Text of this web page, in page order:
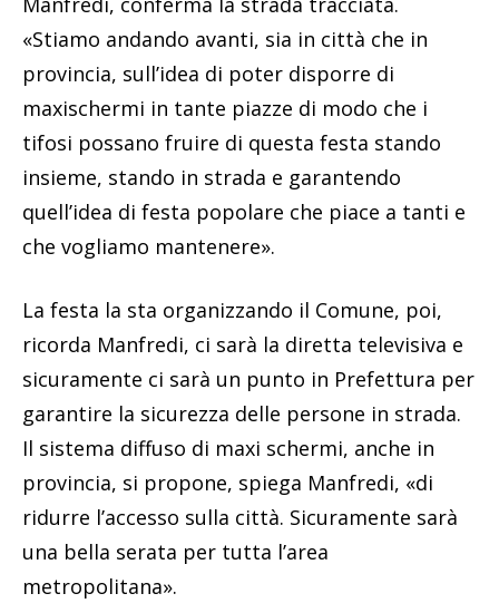
«Stiamo andando avanti, sia in città che in
provincia, sull’idea di poter disporre di
maxischermi in tante piazze di modo che i
tifosi possano fruire di questa festa stando
insieme, stando in strada e garantendo
quell’idea di festa popolare che piace a tanti e
che vogliamo mantenere».
La festa la sta organizzando il Comune, poi,
ricorda Manfredi, ci sarà la diretta televisiva e
sicuramente ci sarà un punto in Prefettura per
garantire la sicurezza delle persone in strada.
Il sistema diffuso di maxi schermi, anche in
provincia, si propone, spiega Manfredi, «di
ridurre l’accesso sulla città. Sicuramente sarà
una bella serata per tutta l’area
metropolitana».